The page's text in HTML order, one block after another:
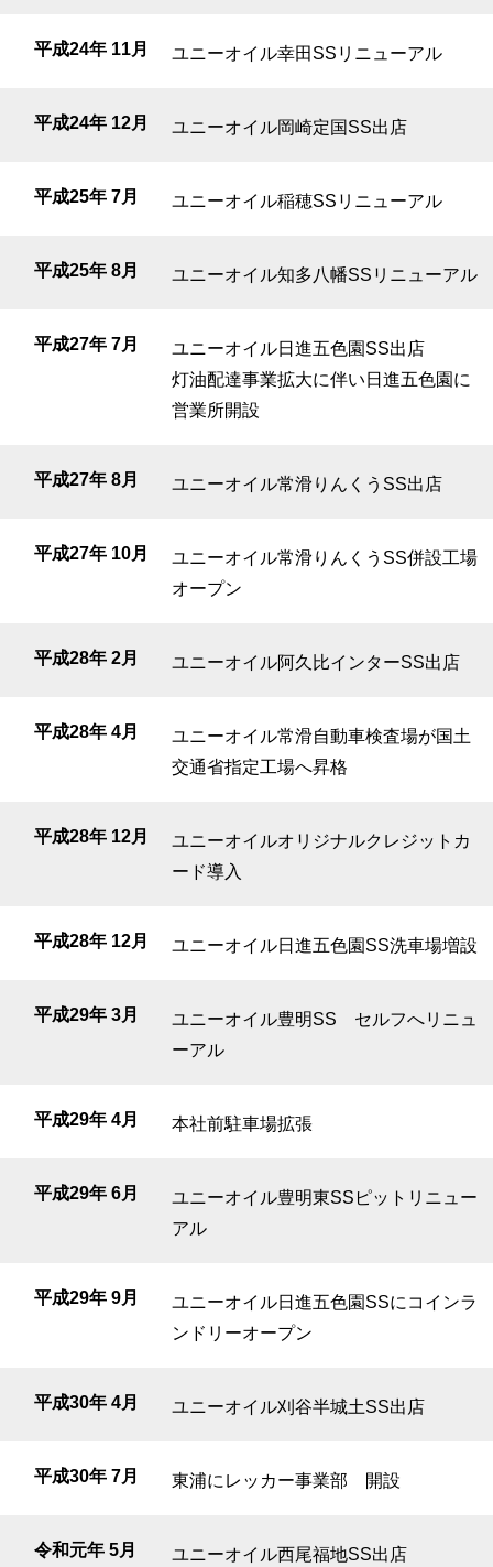
平成24年 11月 ユニーオイル幸田SSリニューアル
平成24年 12月 ユニーオイル岡崎定国SS出店
平成25年 7月 ユニーオイル稲穂SSリニューアル
平成25年 8月 ユニーオイル知多八幡SSリニューアル
平成27年 7月
ユニーオイル日進五色園SS出店
灯油配達事業拡大に伴い日進五色園に
営業所開設
平成27年 8月 ユニーオイル常滑りんくうSS出店
平成27年 10月
ユニーオイル常滑りんくうSS併設工場
オープン
平成28年 2月 ユニーオイル阿久比インターSS出店
平成28年 4月
ユニーオイル常滑自動車検査場が国土
交通省指定工場へ昇格
平成28年 12月
ユニーオイルオリジナルクレジットカ
ード導入
平成28年 12月 ユニーオイル日進五色園SS洗車場増設
平成29年 3月
ユニーオイル豊明SS セルフへリニュ
ーアル
平成29年 4月 本社前駐車場拡張
平成29年 6月
ユニーオイル豊明東SSピットリニュー
アル
平成29年 9月
ユニーオイル日進五色園SSにコインラ
ンドリーオープン
平成30年 4月 ユニーオイル刈谷半城土SS出店
平成30年 7月 東浦にレッカー事業部 開設
令和元年 5月 ユニーオイル西尾福地SS出店